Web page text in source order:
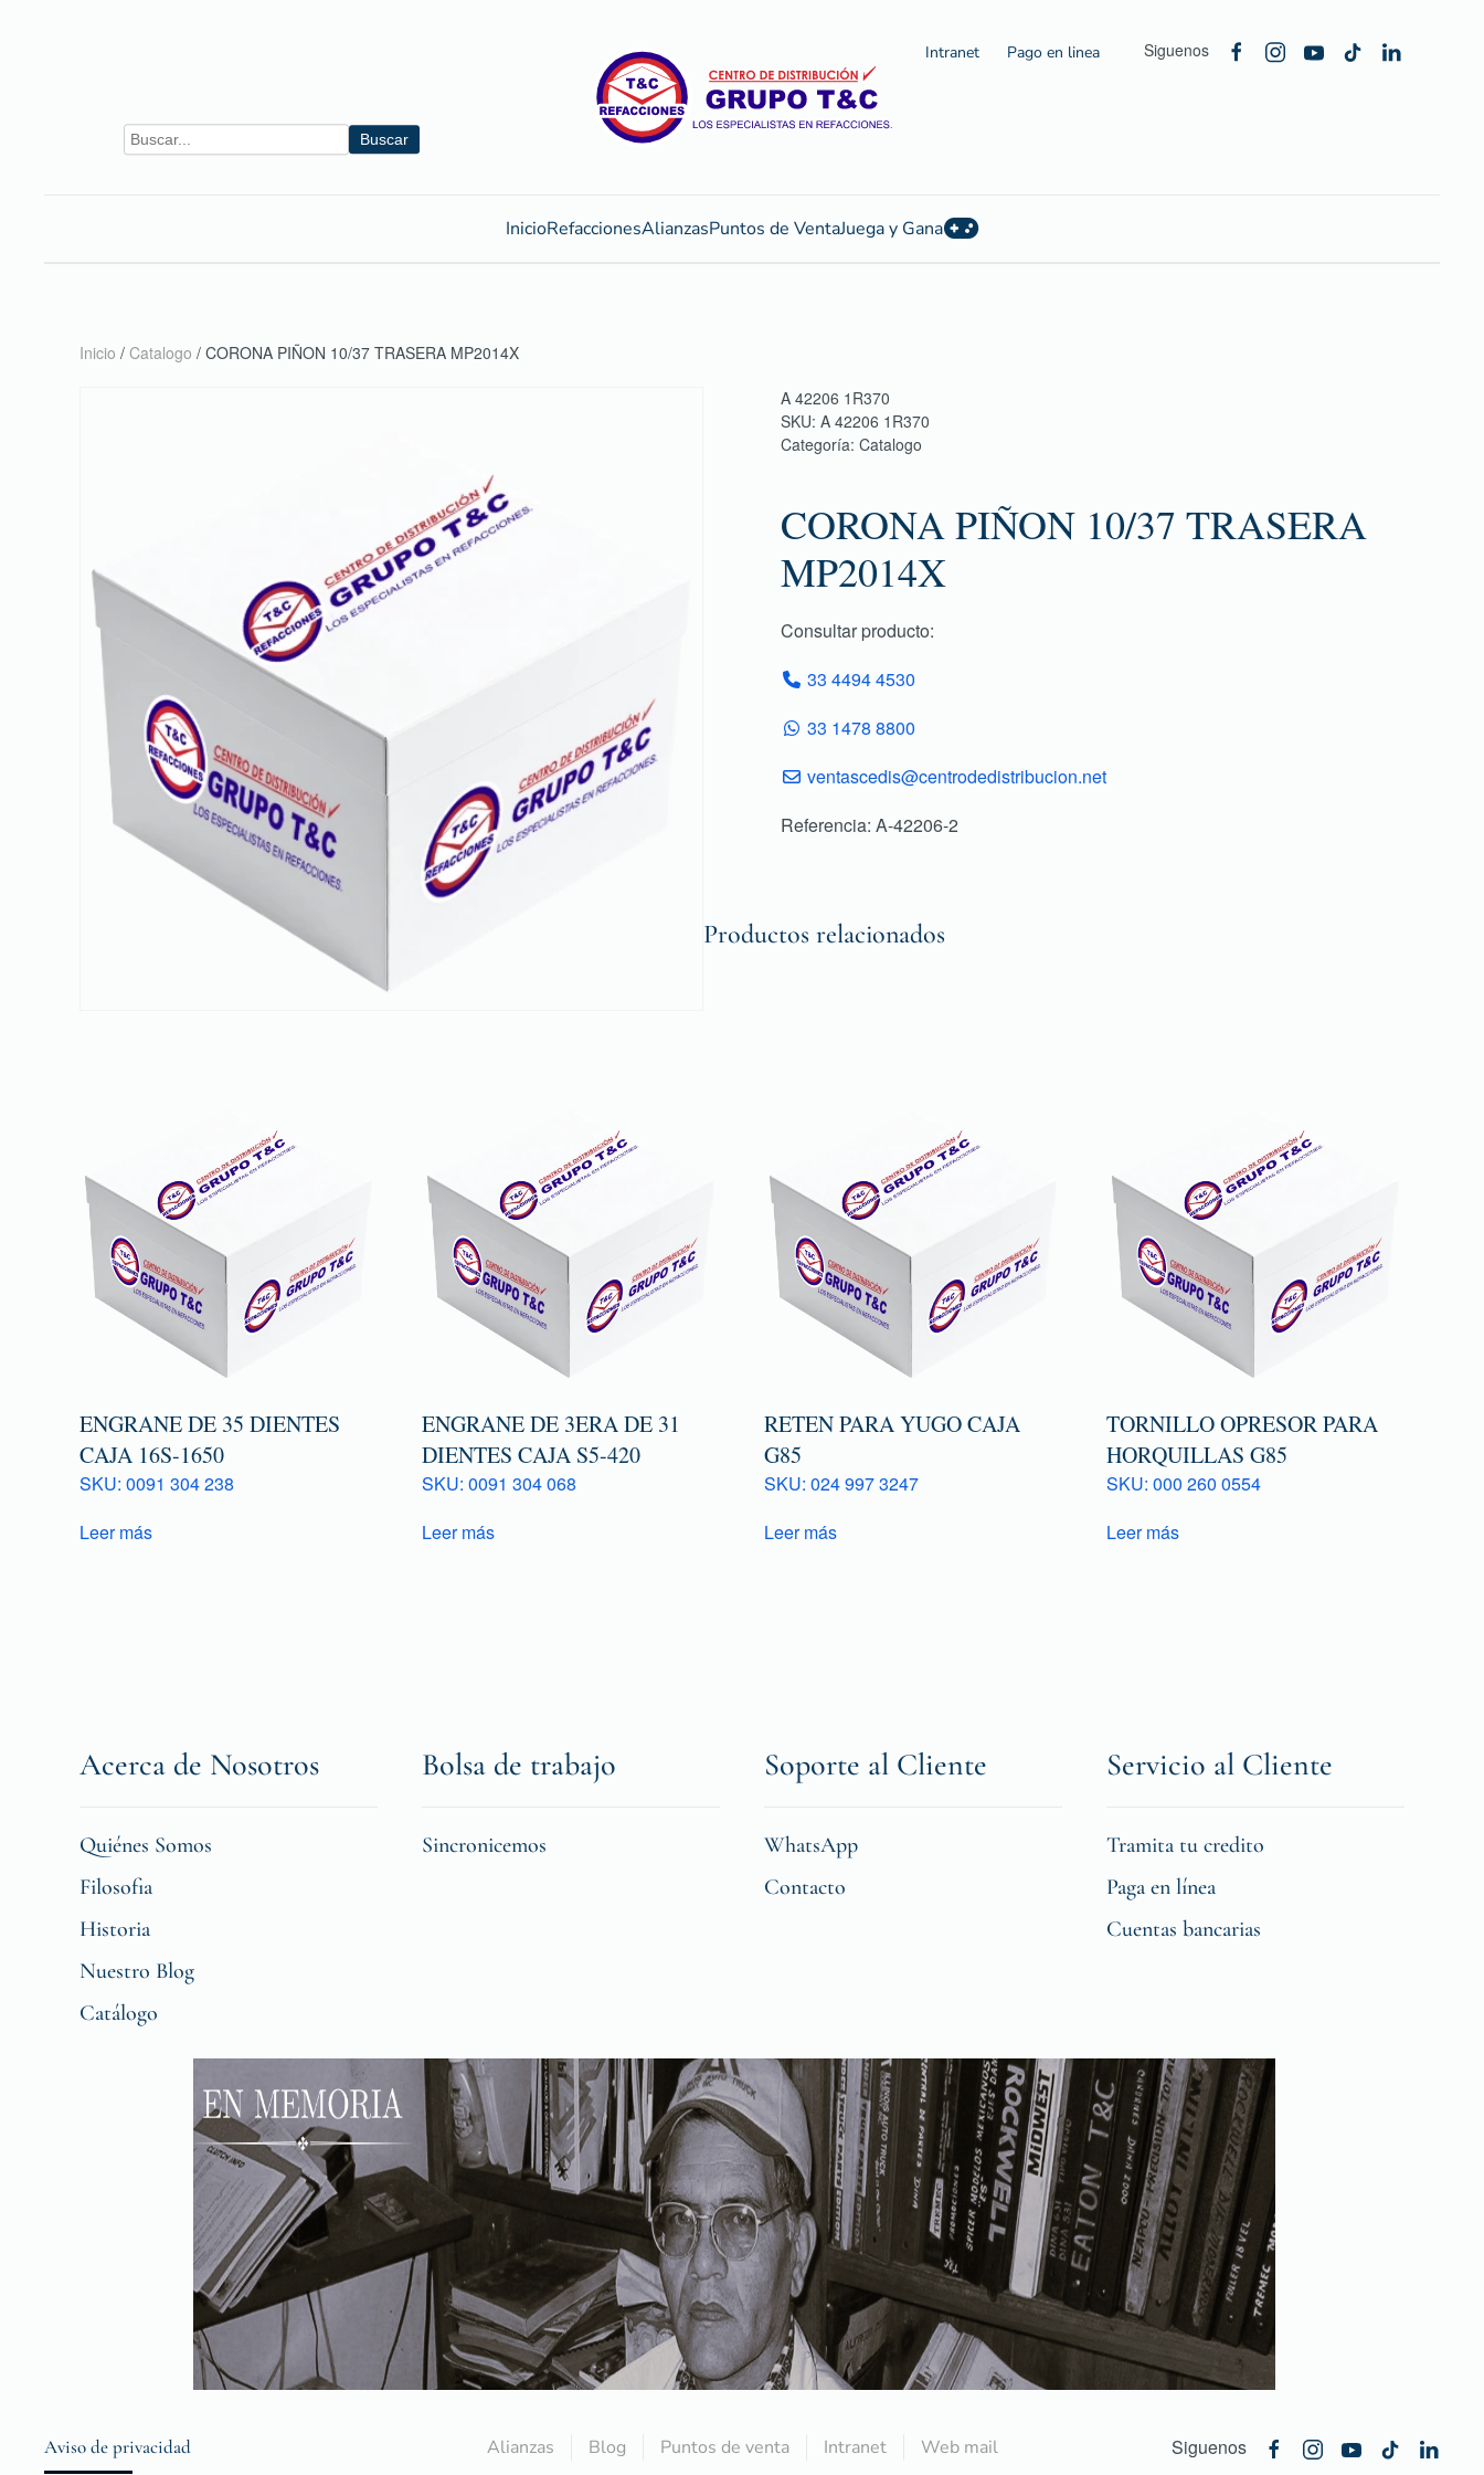
Buscar
Intranet Pago en linea Siguenos
InicioRefaccionesAlianzasPuntos de VentaJuega y Gana
Inicio / Catalogo / CORONA PIÑON 10/37 TRASERA MP2014X
A 42206 1R370
SKU: A 42206 1R370
Categoría: Catalogo
CORONA PIÑON 10/37 TRASERA
MP2014X
Consultar producto:
33 4494 4530
33 1478 8800
ventascedis@centrodedistribucion.net
Referencia: A-42206-2
Productos relacionados
ENGRANE DE 35 DIENTES
CAJA 16S-1650
SKU: 0091 304 238
Leer más
ENGRANE DE 3ERA DE 31
DIENTES CAJA S5-420
SKU: 0091 304 068
Leer más
RETEN PARA YUGO CAJA
G85
SKU: 024 997 3247
Leer más
TORNILLO OPRESOR PARA
HORQUILLAS G85
SKU: 000 260 0554
Leer más
Acerca de Nosotros
Quiénes Somos
Filosofia
Historia
Nuestro Blog
Catálogo
Bolsa de trabajo
Sincronicemos
Soporte al Cliente
WhatsApp
Contacto
Servicio al Cliente
Tramita tu credito
Paga en línea
Cuentas bancarias
Aviso de privacidad Alianzas Blog Puntos de venta Intranet Web mail Siguenos